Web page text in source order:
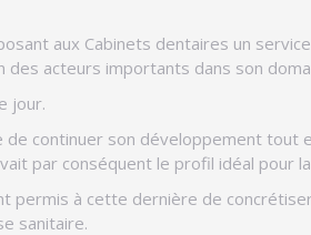
aux Cabinets dentaires un
acteurs importants dans son
jour.
continuer son développement tout
par conséquent le profil idéal pour
permis à cette dernière de
sanitaire.